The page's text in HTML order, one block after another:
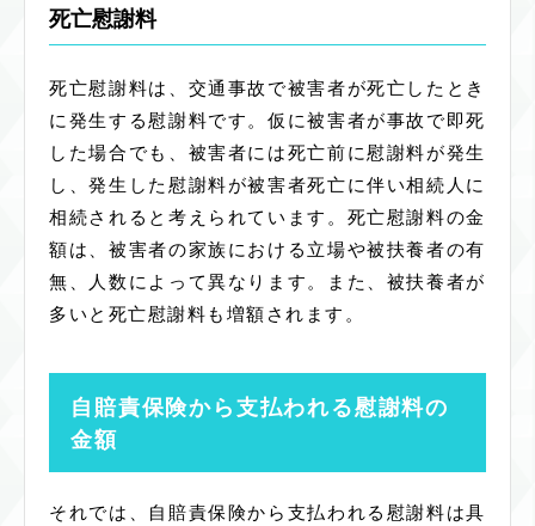
死亡慰謝料
死亡慰謝料は、交通事故で被害者が死亡したとき
に発生する慰謝料です。仮に被害者が事故で即死
した場合でも、被害者には死亡前に慰謝料が発生
し、発生した慰謝料が被害者死亡に伴い相続人に
相続されると考えられています。死亡慰謝料の金
額は、被害者の家族における立場や被扶養者の有
無、人数によって異なります。また、被扶養者が
多いと死亡慰謝料も増額されます。
自賠責保険から支払われる慰謝料の
金額
それでは、自賠責保険から支払われる慰謝料は具